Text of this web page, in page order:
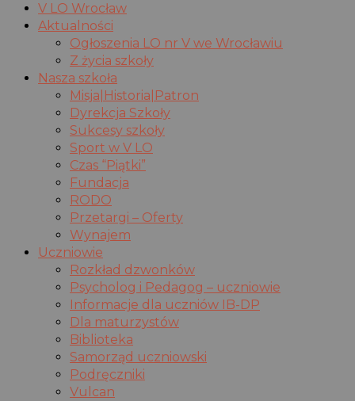
V LO Wrocław
Aktualności
Ogłoszenia LO nr V we Wrocławiu
Z życia szkoły
Nasza szkoła
Misja|Historia|Patron
Dyrekcja Szkoły
Sukcesy szkoły
Sport w V LO
Czas “Piątki”
Fundacja
RODO
Przetargi – Oferty
Wynajem
Uczniowie
Rozkład dzwonków
Psycholog i Pedagog – uczniowie
Informacje dla uczniów IB-DP
Dla maturzystów
Biblioteka
Samorząd uczniowski
Podręczniki
Vulcan